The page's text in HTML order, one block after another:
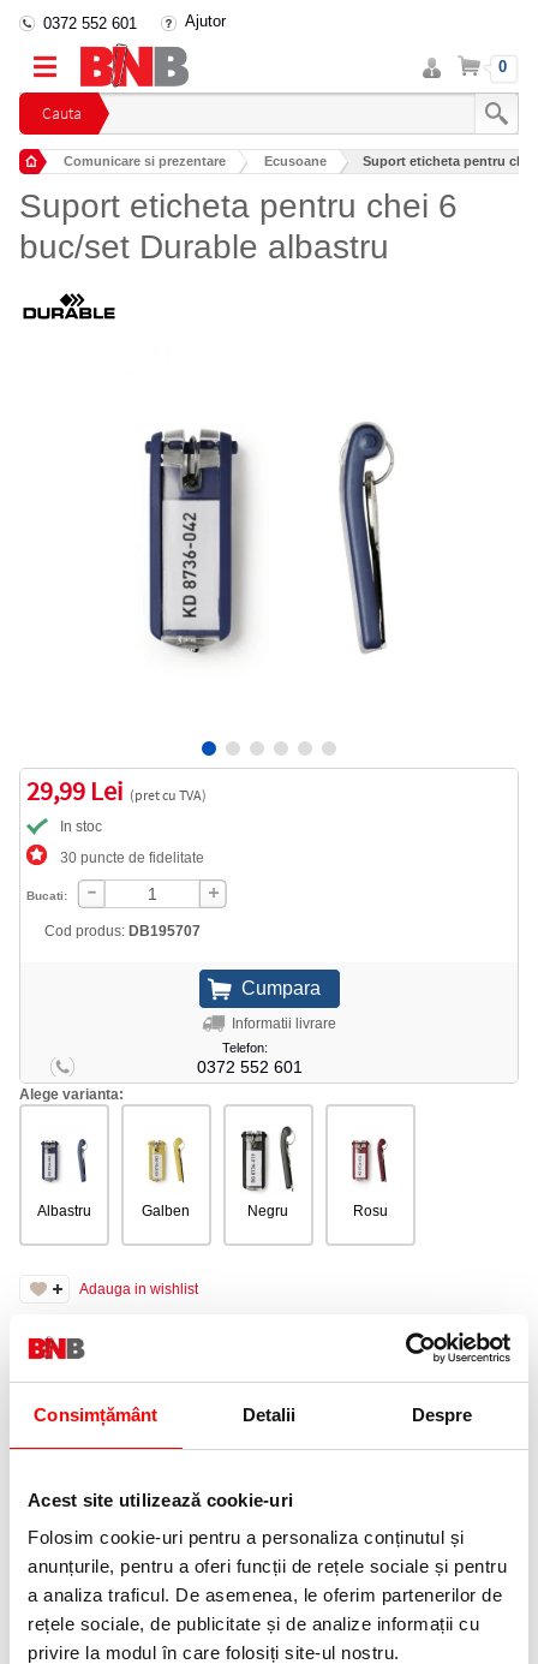
Consimțământ Detalii Despre
Acest site utilizează cookie-uri
Folosim cookie-uri pentru a personaliza conținutul și
anunțurile, pentru a oferi funcții de rețele sociale și pentru
a analiza traficul. De asemenea, le oferim partenerilor de
rețele sociale, de publicitate și de analize informații cu
privire la modul în care folosiți site-ul nostru.
Cauta
0372 552 601 Ajutor
Intra
in
cont
Cos 0
Comunicare si prezentare Ecusoane Suport eticheta pentru chei
Suport eticheta pentru chei 6
buc/set Durable albastru
29,99 Lei (pret cu TVA)
In stoc
30 puncte de fidelitate
Bucati:
Cod produs: DB195707
Informatii livrare
Telefon:
0372 552 601
Alege varianta:
Albastru Galben Negru Rosu
Adauga in wishlist
Păstrați cheile securizate și aproape de mână cu gama de
gestionare a cheilor profesionale.
DURABLE oferă o gamă inovatoare de soluții convenabile pentru
domenii de aplicare.
• Deschiderea ușoară a zonei de etichetare fără a scoate inelul
• Dimensiuni: 24 x 68 x 15 mm (L x Î x D)
Ambalare: 6 bucati/set.